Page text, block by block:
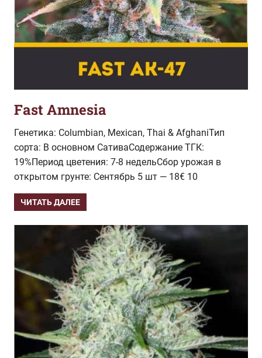
Fast Amnesia
Генетика: Columbian, Mexican, Thai & AfghaniТип
сорта: В основном СативаСодержание ТГК:
19%Период цветения: 7-8 недельСбор урожая в
открытом грунте: Сентябрь 5 шт — 18€ 10
ЧИТАТЬ ДАЛЕЕ